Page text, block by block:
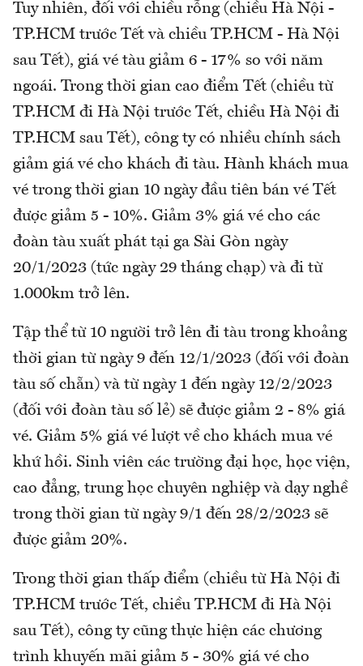
Tuy nhiên, đối với chiều rỗng (chiều Hà Nội -
TP.HCM trước Tết và chiều TP.HCM - Hà Nội
sau Tết), giá vé tàu giảm 6 - 17% so với năm
ngoái. Trong thời gian cao điểm Tết (chiều từ
TP.HCM đi Hà Nội trước Tết, chiều Hà Nội đi
TP.HCM sau Tết), công ty có nhiều chính sách
giảm giá vé cho khách đi tàu. Hành khách mua
vé trong thời gian 10 ngày đầu tiên bán vé Tết
được giảm 5 - 10%. Giảm 3% giá vé cho các
đoàn tàu xuất phát tại ga Sài Gòn ngày
20/1/2023 (tức ngày 29 tháng chạp) và đi từ
1.000km trở lên.
Tập thể từ 10 người trở lên đi tàu trong khoảng
thời gian từ ngày 9 đến 12/1/2023 (đối với đoàn
tàu số chẵn) và từ ngày 1 đến ngày 12/2/2023
(đối với đoàn tàu số lẻ) sẽ được giảm 2 - 8% giá
vé. Giảm 5% giá vé lượt về cho khách mua vé
khứ hồi. Sinh viên các trường đại học, học viện,
cao đẳng, trung học chuyên nghiệp và dạy nghề
trong thời gian từ ngày 9/1 đến 28/2/2023 sẽ
được giảm 20%.
Trong thời gian thấp điểm (chiều từ Hà Nội đi
TP.HCM trước Tết, chiều TP.HCM đi Hà Nội
sau Tết), công ty cũng thực hiện các chương
trình khuyến mãi giảm 5 - 30% giá vé cho